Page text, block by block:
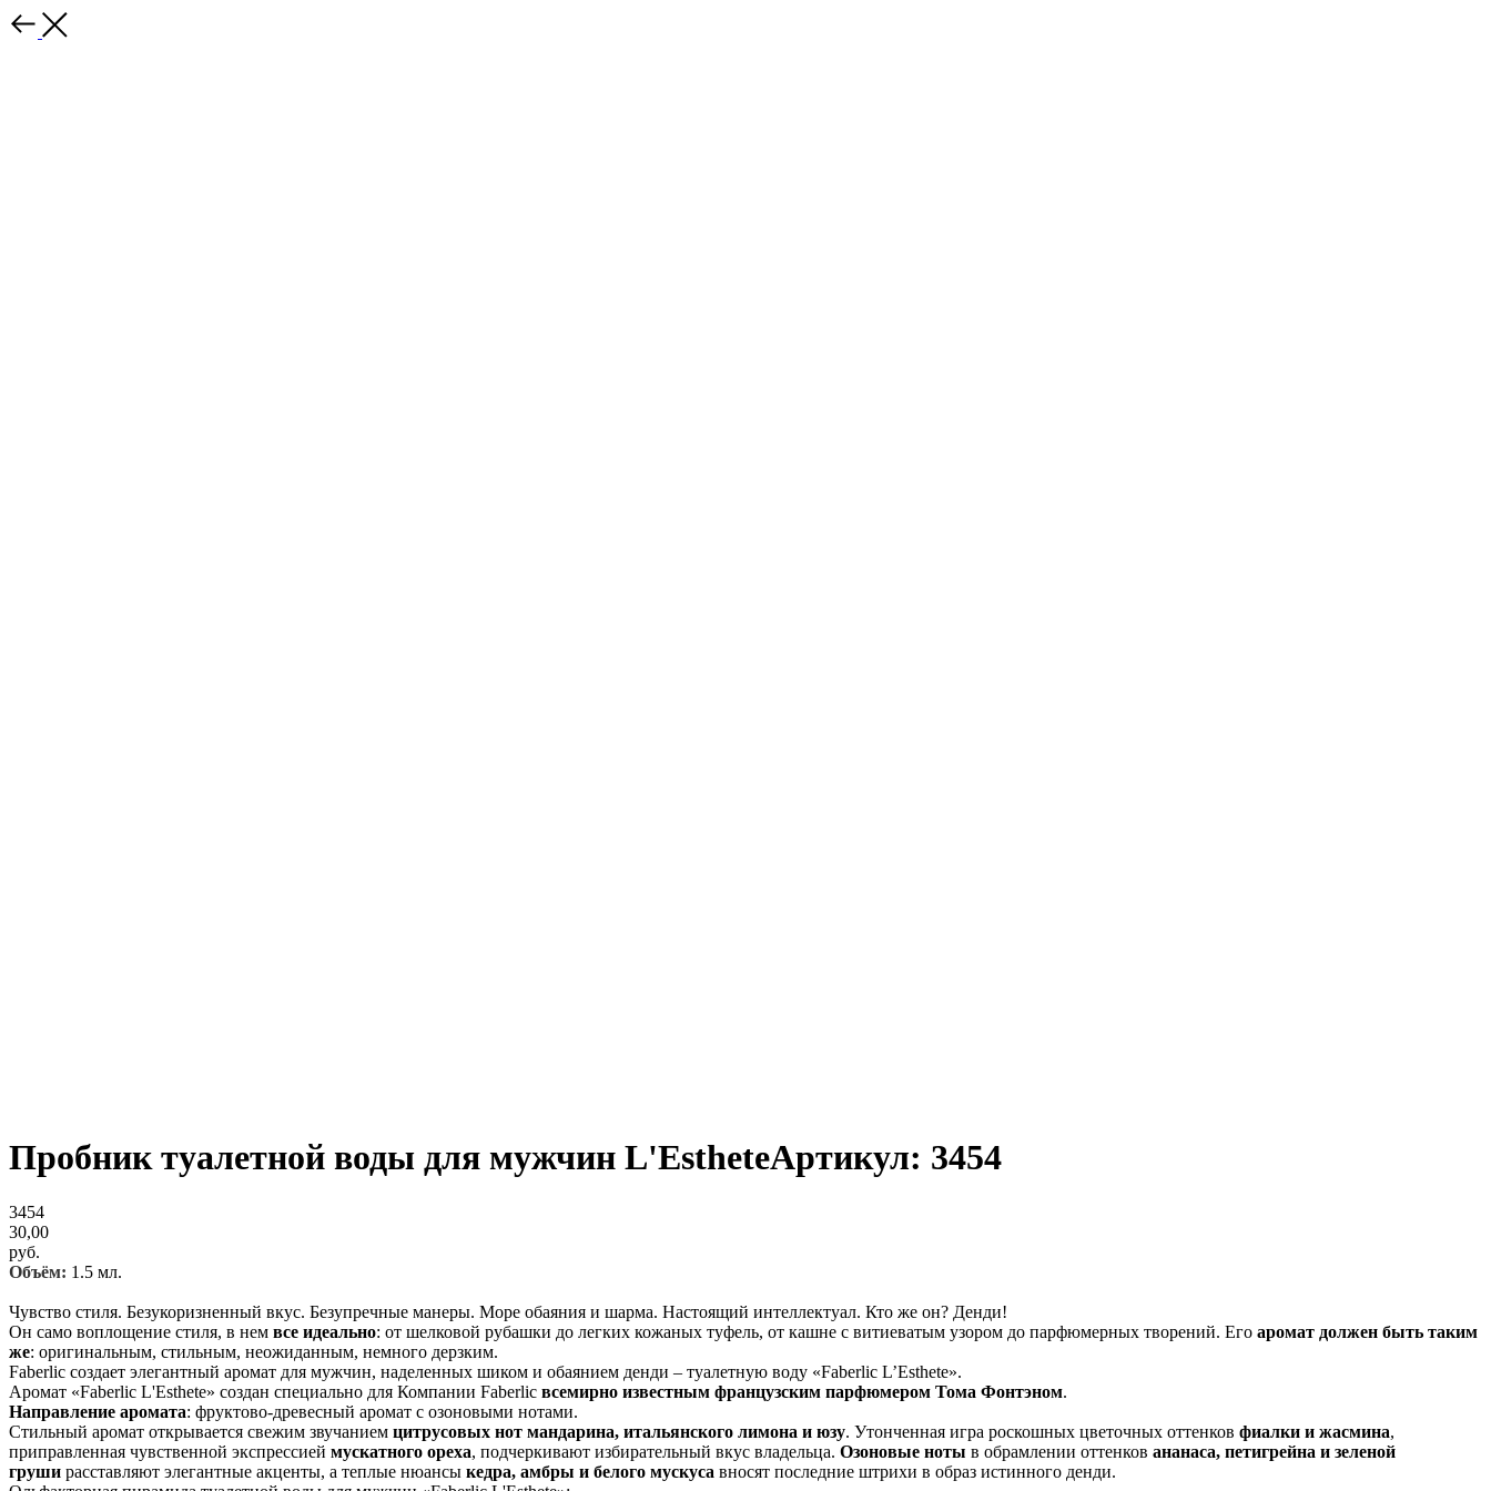
Пробник туалетной воды для мужчин L'EstheteАртикул: 3454
3454
30,00
руб.
Объём: 1.5 мл.
Чувство стиля. Безукоризненный вкус. Безупречные манеры. Море обаяния и шарма. Настоящий интеллектуал. Кто же он? Денди!
Он само воплощение стиля, в нем все идеально: от шелковой рубашки до легких кожаных туфель, от кашне с витиеватым узором до парфюмерных творений. Его аромат должен быть таким
же: оригинальным, стильным, неожиданным, немного дерзким.
Faberlic создает элегантный аромат для мужчин, наделенных шиком и обаянием денди – туалетную воду «Faberlic L’Esthete».
Аромат «Faberlic L'Esthete» создан специально для Компании Faberlic всемирно известным французским парфюмером Тома Фонтэном.
Направление аромата: фруктово-древесный аромат с озоновыми нотами.
Стильный аромат открывается свежим звучанием цитрусовых нот мандарина, итальянского лимона и юзу. Утонченная игра роскошных цветочных оттенков фиалки и жасмина,
приправленная чувственной экспрессией мускатного ореха, подчеркивают избирательный вкус владельца. Озоновые ноты в обрамлении оттенков ананаса, петигрейна и зеленой
груши расставляют элегантные акценты, а теплые нюансы кедра, амбры и белого мускуса вносят последние штрихи в образ истинного денди.